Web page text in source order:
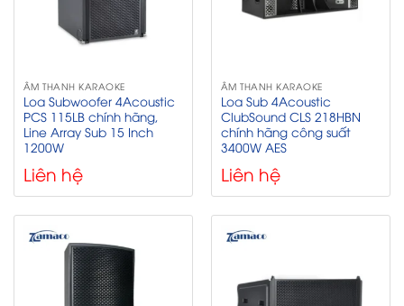
ÂM THANH KARAOKE
Loa Subwoofer 4Acoustic
PCS 115LB chính hãng,
Line Array Sub 15 Inch
1200W
Liên hệ
ÂM THANH KARAOKE
Loa Sub 4Acoustic
ClubSound CLS 218HBN
chính hãng công suất
3400W AES
Liên hệ